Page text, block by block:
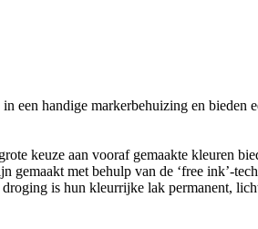
een handige markerbehuizing en bieden
keuze aan vooraf gemaakte kleuren
met behulp van de ‘free ink’-
is hun kleurrijke lak permanent,